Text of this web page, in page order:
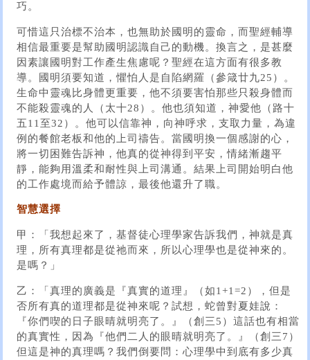
巧。
可惜這只治標不治本，也無助於國明的靈命，而聖經輔導
相信最重要是幫助國明認識自己的動機。換言之，是甚麼
因素讓國明對工作產生焦慮呢？聖經在這方面有很多教
導。國明須要知道，懼怕人是自陷網羅（參箴廿九25）。
生命中靈魂比身體更重要，他不須要害怕那些只殺身體而
不能殺靈魂的人（太十28）。他也須知道，神愛他（路十
五11至32）。他可以信靠神，向神呼求，支取力量，為違
例的餐館老板和他的上司禱告。當國明換一個感謝的心，
將一切困難告訴神，他真的從神得到平安，情緒漸趨平
靜，能夠用溫柔和耐性與上司溝通。結果上司開始明白他
的工作處境而給予體諒，最後他還升了職。
智慧選擇
甲：「我想起來了，基督徒心理學家告訴我們，神就是真
理，所有真理都是從祂而來，所以心理學也是從神來的。
是嗎？」
乙：「真理的廣義是『真實的道理』（如1+1=2），但是
否所有真的道理都是從神來呢？試想，蛇曾對夏娃說：
『你們喫的日子眼晴就明亮了。』（創三5）這話也有相當
的真實性，因為『他們二人的眼晴就明亮了。』（創三7）
但這是神的真理嗎？我們倒要問：心理學中到底有多少真